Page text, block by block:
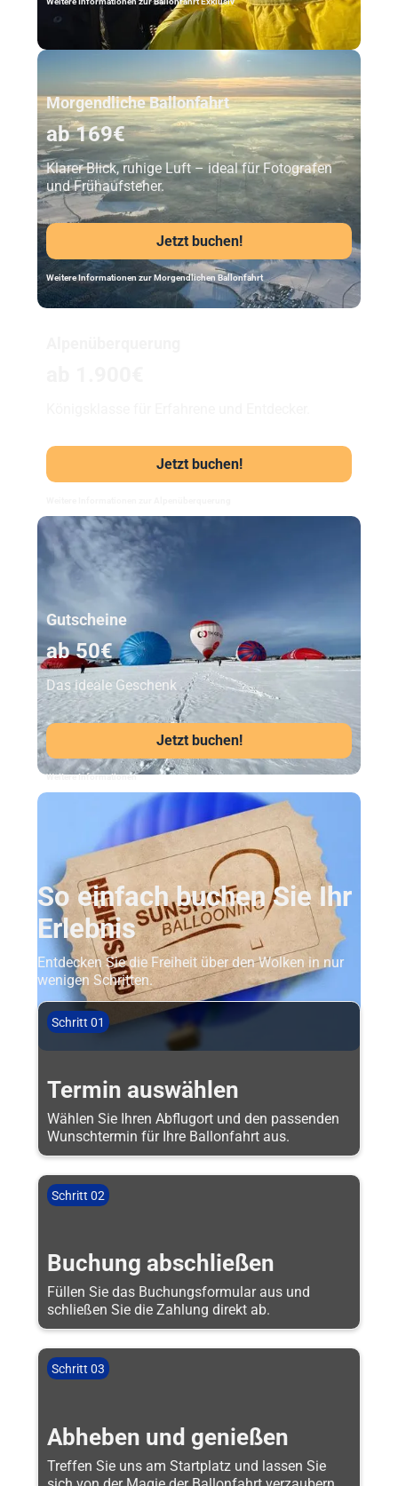
Morgendliche Ballonfahrt
ab 169€
Klarer Blick, ruhige Luft – ideal für Fotografen
und Frühaufsteher.
Jetzt buchen!
Weitere Informationen zur Morgendlichen Ballonfahrt
Jetzt buchen!
Unser Beststeller
Gutscheine
ab 50€
Das ideale Geschenk
Jetzt buchen!
Weitere Informationen
So einfach buchen Sie Ihr
Erlebnis
Entdecken Sie die Freiheit über den Wolken in nur
wenigen Schritten.
Schritt 01
Termin auswählen
Wählen Sie Ihren Abflugort und den passenden
Wunschtermin für Ihre Ballonfahrt aus.
Schritt 02
Buchung abschließen
Füllen Sie das Buchungsformular aus und
schließen Sie die Zahlung direkt ab.
Schritt 03
Abheben und genießen
Treffen Sie uns am Startplatz und lassen Sie